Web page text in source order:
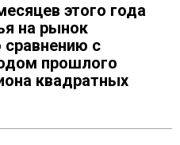
этого года
на рынок
сравнению с
прошлого
квадратных